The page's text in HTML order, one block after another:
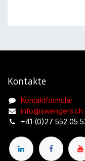
Kontakte
Kontaktformular
info@swengers.ch
+41 (0)27 552 05